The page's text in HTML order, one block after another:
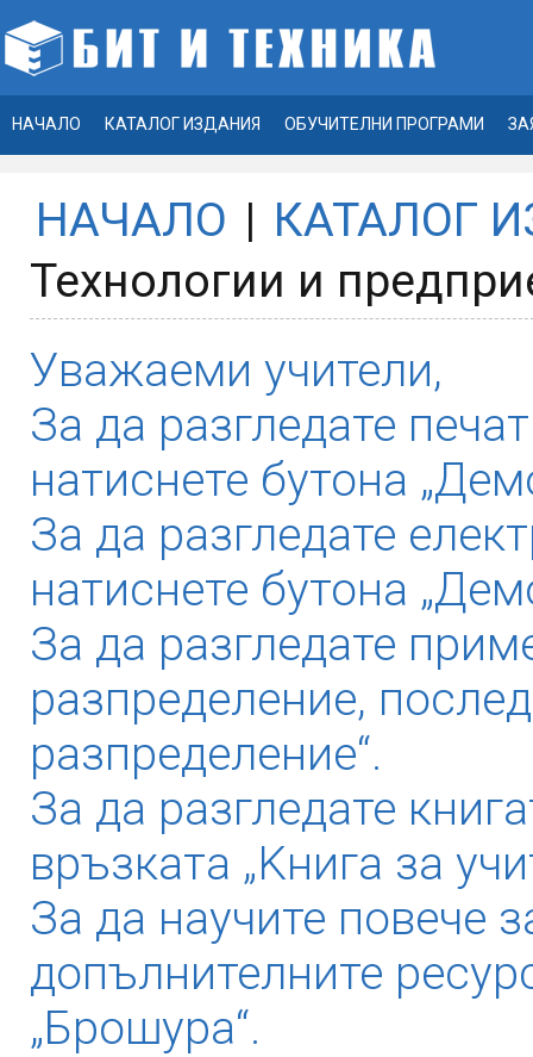
НАЧАЛО КАТАЛОГ ИЗДАНИЯ ОБУЧИТЕЛНИ ПРОГРАМИ
НАЧАЛО | КАТАЛОГ
Технологии и
Уважаеми учители,
За да разгледате
натиснете бутона
За да разгледате
натиснете бутона
За да разгледате
разпределение,
разпределение“.
За да разгледате
връзката „Kнига за
За да научите повече
допълнителните
„Брошура“.